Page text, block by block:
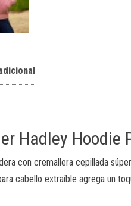
Hadley Hoodie
con cremallera cepillada
cabello extraíble agrega un